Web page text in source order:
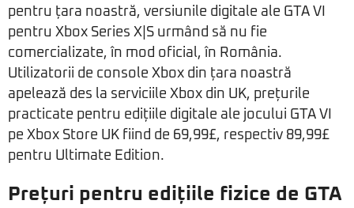
pentru țara noastră, versiunile digitale ale GTA VI
pentru Xbox Series X|S urmând să nu fie
comercializate, în mod oficial, în România.
Utilizatorii de console Xbox din țara noastră
apelează des la serviciile Xbox din UK, prețurile
practicate pentru edițiile digitale ale jocului GTA VI
pe Xbox Store UK fiind de 69,99£, respectiv 89,99£
pentru Ultimate Edition.
Prețuri pentru edițiile fizice de GTA